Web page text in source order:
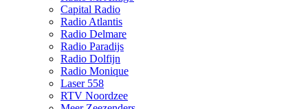
Capital Radio
Radio Atlantis
Radio Delmare
Radio Paradijs
Radio Dolfijn
Radio Monique
Laser 558
RTV Noordzee